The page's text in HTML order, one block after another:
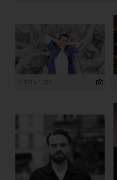
2 363 x 1 329